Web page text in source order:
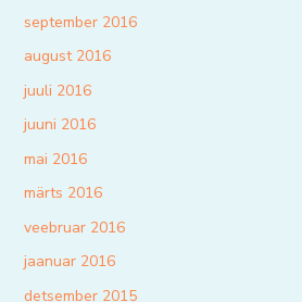
september 2016
august 2016
juuli 2016
juuni 2016
mai 2016
märts 2016
veebruar 2016
jaanuar 2016
detsember 2015